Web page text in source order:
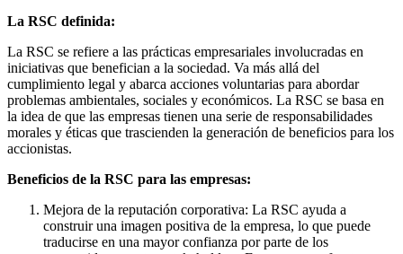
La RSC definida:
La RSC se refiere a las prácticas empresariales involucradas en
iniciativas que benefician a la sociedad. Va más allá del
cumplimiento legal y abarca acciones voluntarias para abordar
problemas ambientales, sociales y económicos. La RSC se basa en
la idea de que las empresas tienen una serie de responsabilidades
morales y éticas que trascienden la generación de beneficios para los
accionistas.
Beneficios de la RSC para las empresas:
Mejora de la reputación corporativa: La RSC ayuda a
construir una imagen positiva de la empresa, lo que puede
traducirse en una mayor confianza por parte de los